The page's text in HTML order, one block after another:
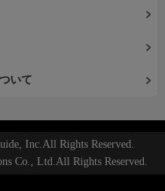
いて
Inc.All Rights Reserved.
Co., Ltd.All Rights Reserved.